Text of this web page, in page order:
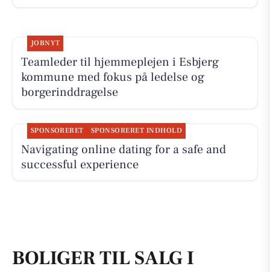
JOBNYT
Teamleder til hjemmeplejen i Esbjerg
kommune med fokus på ledelse og
borgerinddragelse
SPONSORERET SPONSORERET INDHOLD
Navigating online dating for a safe and
successful experience
BOLIGER TIL SALG I